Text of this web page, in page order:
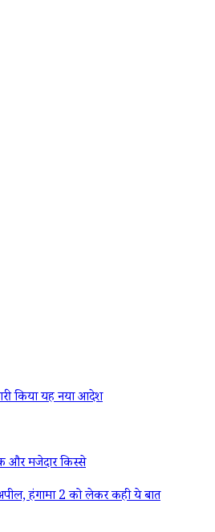
किया यह नया आदेश
मजेदार किस्से
हंगामा 2 को लेकर कही ये बात